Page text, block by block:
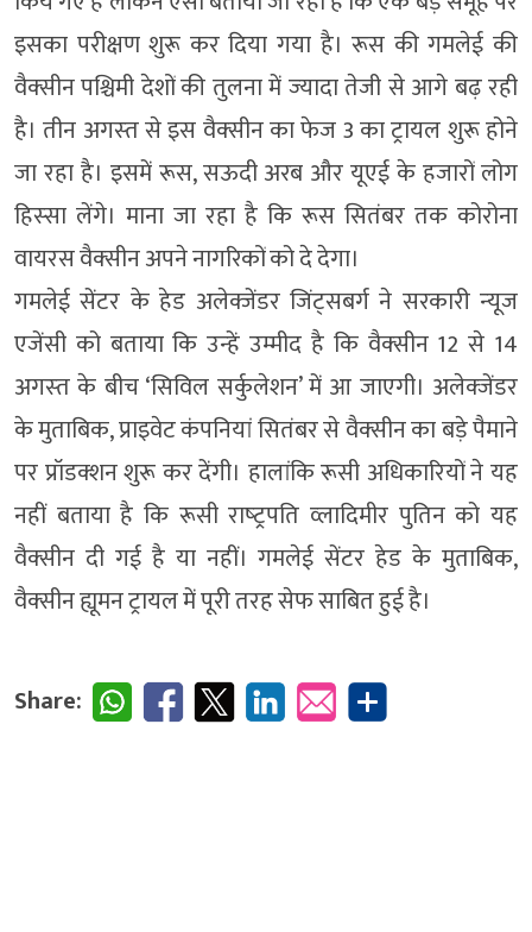
इसका परीक्षण शुरू कर दिया गया है। रूस की गमलेई की
वैक्‍सीन पश्चिमी देशों की तुलना में ज्‍यादा तेजी से आगे बढ़ रही
है। तीन अगस्‍त से इस वैक्‍सीन का फेज 3 का ट्रायल शुरू होने
जा रहा है। इसमें रूस, सऊदी अरब और यूएई के हजारों लोग
हिस्‍सा लेंगे। माना जा रहा है कि रूस सितंबर तक कोरोना
वायरस वैक्‍सीन अपने नागरिकों को दे देगा।
गमलेई सेंटर के हेड अलेक्जेंडर जिंट्सबर्ग ने सरकारी न्‍यूज
एजेंसी को बताया कि उन्‍हें उम्‍मीद है कि वैक्‍सीन 12 से 14
अगस्‍त के बीच ‘सिविल सर्कुलेशन’ में आ जाएगी। अलेक्‍जेंडर
के मुताबिक, प्राइवेट कंपनियां सितंबर से वैक्‍सीन का बड़े पैमाने
पर प्रॉडक्‍शन शुरू कर देंगी। हालांकि रूसी अधिकारियों ने यह
नहीं बताया है कि रूसी राष्‍ट्रपति व्‍लादिमीर पुतिन को यह
वैक्‍सीन दी गई है या नहीं। गमलेई सेंटर हेड के मुताबिक,
वैक्‍सीन ह्यूमन ट्रायल में पूरी तरह सेफ साबित हुई है।
Share: